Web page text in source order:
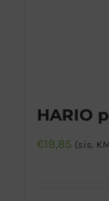
HARIO
€19,85 (sis.